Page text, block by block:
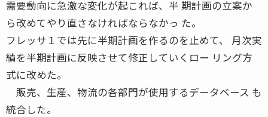
需要動向に急激な変化が起これば、半 期計画の立案か
ら改めてやり直さなければならなかっ た。
フレッサ１では先に半期計画を作るのを止めて、 月次実
績を半期計画に反映させて修正していくロー リング方
式に改めた。
販売、生産、物流の各部門が使用するデータベース も
統合した。